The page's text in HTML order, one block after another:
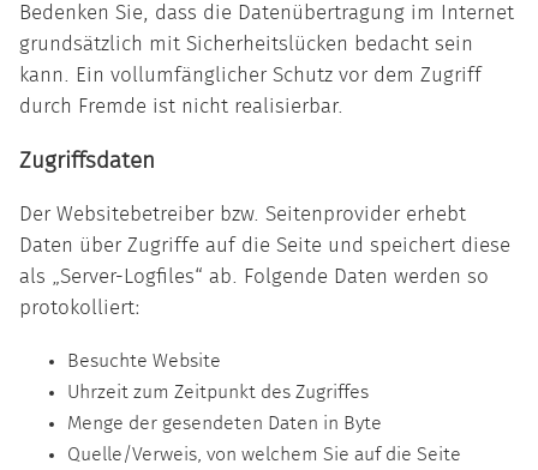
Bedenken Sie, dass die Datenübertragung im Internet
grundsätzlich mit Sicherheitslücken bedacht sein
kann. Ein vollumfänglicher Schutz vor dem Zugriff
durch Fremde ist nicht realisierbar.
Zugriffsdaten
Der Websitebetreiber bzw. Seitenprovider erhebt
Daten über Zugriffe auf die Seite und speichert diese
als „Server-Logfiles“ ab. Folgende Daten werden so
protokolliert:
Besuchte Website
Uhrzeit zum Zeitpunkt des Zugriffes
Menge der gesendeten Daten in Byte
Quelle/Verweis, von welchem Sie auf die Seite